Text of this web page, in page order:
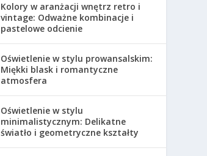
Kolory w aranżacji wnętrz retro i
vintage: Odważne kombinacje i
pastelowe odcienie
Oświetlenie w stylu prowansalskim:
Miękki blask i romantyczne
atmosfera
Oświetlenie w stylu
minimalistycznym: Delikatne
światło i geometryczne kształty